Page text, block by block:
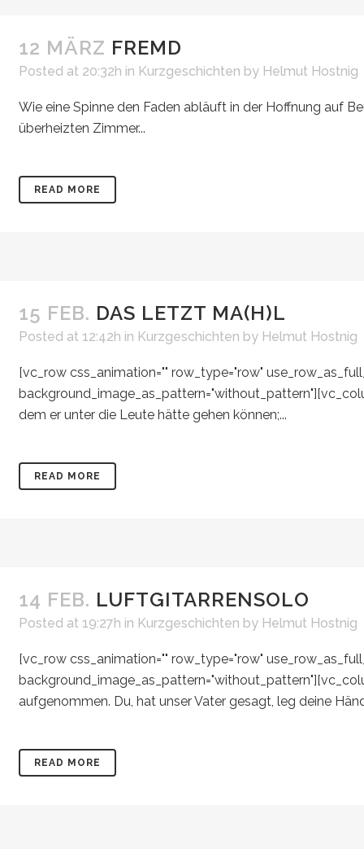
12 MÄRZ FREMD
Posted at 20:32h in Kurzgeschichten by Helmut Hostnig
Wie eine Spinne den Faden abläuft in der Hoffnung auf
überheizten Zimmer...
READ MORE
15 FEB. DAS LETZT MA(H)L
Posted at 12:42h in Kurzgeschichten by Helmut Hostnig
[vc_row css_animation="" row_type="row"
dem er unter die Leute hätte gehen können;...
READ MORE
14 FEB. LUFTGITARRENSOLO
Posted at 19:27h in Kurzgeschichten by Helmut Hostnig
[vc_row css_animation="" row_type="row"
aufgenommen. Du, hat unser Vater gesagt, leg deine
READ MORE